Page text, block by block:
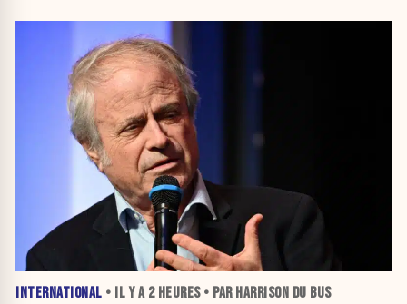
INTERNATIONAL • IL Y A 2 HEURES• PAR HARRISON DU BUS